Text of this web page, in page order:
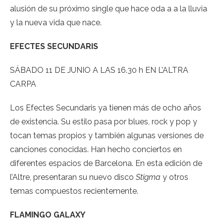
alusión de su próximo single que hace oda a a la lluvia
y la nueva vida que nace.
EFECTES SECUNDARIS
SÁBADO 11 DE JUNIO A LAS 16.30 h EN L’ALTRA
CARPA
Los Efectes Secundaris ya tienen más de ocho años
de existencia. Su estilo pasa por blues, rock y pop y
tocan temas propios y también algunas versiones de
canciones conocidas. Han hecho conciertos en
diferentes espacios de Barcelona. En esta edición de
l’Altre, presentaran su nuevo disco Stigma y otros
temas compuestos recientemente.
FLAMINGO GALAXY